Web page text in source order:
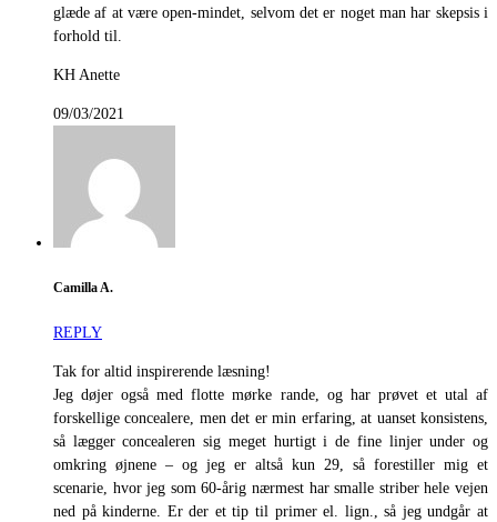
glæde af at være open-mindet, selvom det er noget man har skepsis i
forhold til.
KH Anette
09/03/2021
Camilla A.
REPLY
Tak for altid inspirerende læsning!
Jeg døjer også med flotte mørke rande, og har prøvet et utal af
forskellige concealere, men det er min erfaring, at uanset konsistens,
så lægger concealeren sig meget hurtigt i de fine linjer under og
omkring øjnene – og jeg er altså kun 29, så forestiller mig et
scenarie, hvor jeg som 60-årig nærmest har smalle striber hele vejen
ned på kinderne. Er der et tip til primer el. lign., så jeg undgår at